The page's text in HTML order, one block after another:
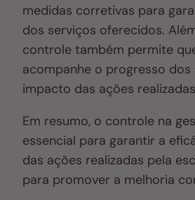
medidas corretivas para
dos serviços oferecidos.
controle também permite
acompanhe o progresso dos
impacto das ações
Em resumo, o controle na
essencial para garantir a
das ações realizadas pela
para promover a melhoria